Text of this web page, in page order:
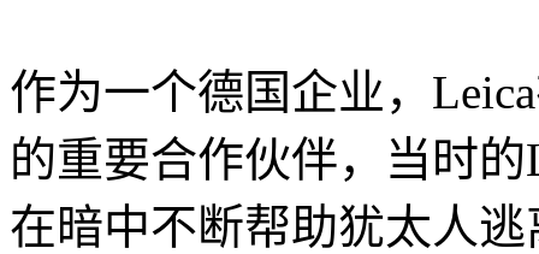
作为一个德国企业，
的重要合作伙伴，当时
在暗中不断帮助犹太人